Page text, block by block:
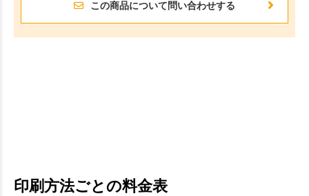
この商品について問い合わせする
印刷方法ごとの料金表